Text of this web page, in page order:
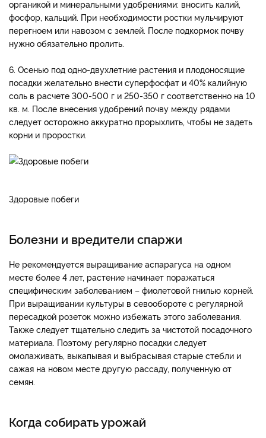
органикой и минеральными удобрениями: вносить калий,
фосфор, кальций. При необходимости ростки мульчируют
перегноем или навозом с землей. После подкормок почву
нужно обязательно пролить.
6. Осенью под одно-двухлетние растения и плодоносящие
посадки желательно внести суперфосфат и 40% калийную
соль в расчете 300-500 г и 250-350 г соответственно на 10
кв. м. После внесения удобрений почву между рядами
следует осторожно аккуратно прорыхлить, чтобы не задеть
корни и проростки.
Здоровые побеги
Болезни и вредители спаржи
Не рекомендуется выращивание аспарагуса на одном
месте более 4 лет, растение начинает поражаться
специфическим заболеванием – фиолетовой гнилью корней.
При выращивании культуры в севообороте с регулярной
пересадкой розеток можно избежать этого заболевания.
Также следует тщательно следить за чистотой посадочного
материала. Поэтому регулярно посадки следует
омолаживать, выкапывая и выбрасывая старые стебли и
сажая на новом месте другую рассаду, полученную от
семян.
Когда собирать урожай